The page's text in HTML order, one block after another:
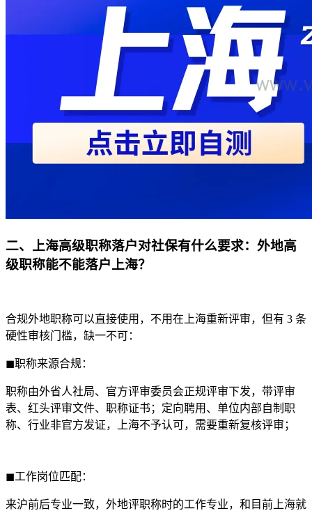
二、上海高级职称落户对社保有什么要求：外地高
级职称能不能落户上海？
合规外地职称可以直接使用，不用在上海重新评审，但有 3 条
硬性审核门槛，缺一不可：
◼职称来源合规：
职称由外省人社局、官方评审委员会正规评审下发，带评审
表、红头评审文件、职称证书；定向聘用、单位内部自制职
称、行业非官方发证，上海不予认可，需要重新复核评审；
◼工作岗位匹配：
来沪前后专业一致，外地评职称时的工作专业，和目前上海就